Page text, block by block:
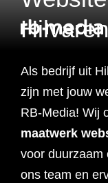
Website
Website
Website
Webshop
Branding &
Branding
Online
Als bedrijf uit
zijn met jouw
RB-Media! Wij
maatwerk
voor duurzaam
ons team en